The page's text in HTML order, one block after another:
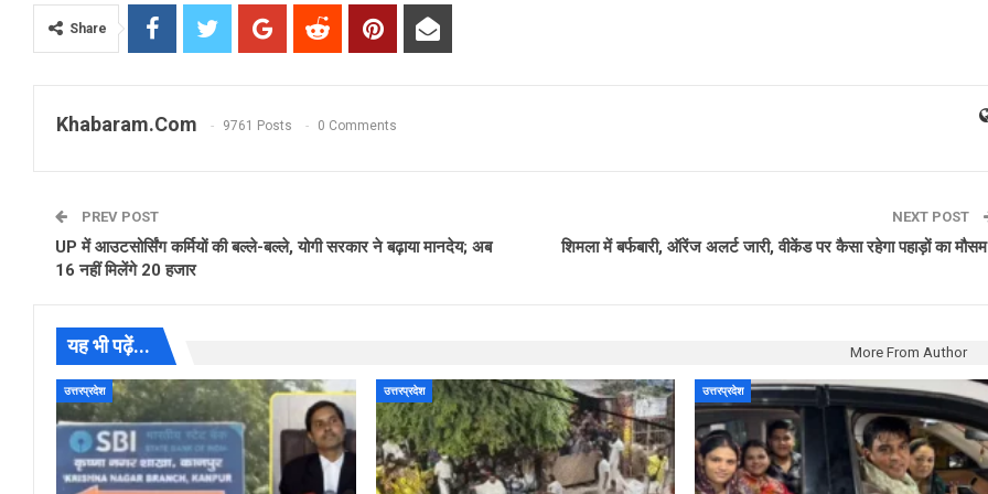
Share
Khabaram.Com 9761 Posts 0 Comments
PREV POST
UP में आउटसोर्सिंग कर्मियों की बल्ले-बल्ले, योगी सरकार ने बढ़ाया मानदेय; अब
16 नहीं मिलेंगे 20 हजार
NEXT POST
शिमला में बर्फबारी, ऑरेंज अलर्ट जारी, वीकेंड पर कैसा रहेगा पहाड़ों का
यह भी पढ़ें... More From Author
उत्तरप्रदेश उत्तरप्रदेश उत्तरप्रदेश